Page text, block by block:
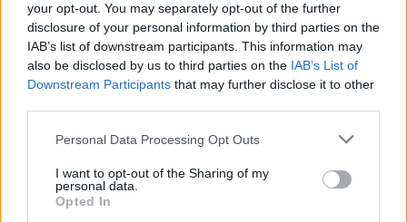
your opt-out. You may separately opt-out of the further
disclosure of your personal information by third parties on the
IAB’s list of downstream participants. This information may
also be disclosed by us to third parties on the IAB’s List of
Downstream Participants that may further disclose it to other
Personal Data Processing Opt Outs
I want to opt-out of the Sharing of my
personal data.
Opted In
Ακολουθήστε το στο Google News
και μάθετε πρώτοι όλα τα επιχειρηματικά νέα
Δείτε όλες τις τελευταίες επιχειρηματικές